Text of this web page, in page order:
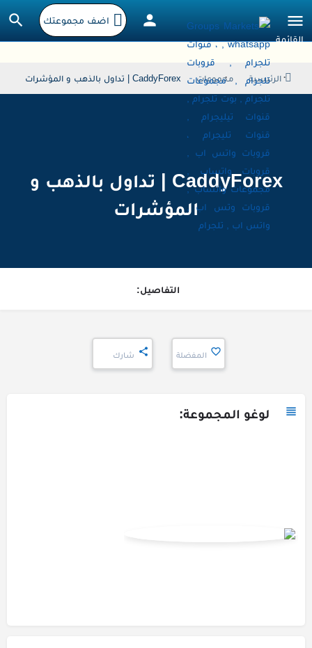
اضف مجموعتك
الرئيسية مجموعات CaddyForex | تداول بالذهب و المؤشرات
CaddyForex | تداول بالذهب و
المؤشرات
التفاصيل:
المفضلة شارك
لوغو المجموعة: